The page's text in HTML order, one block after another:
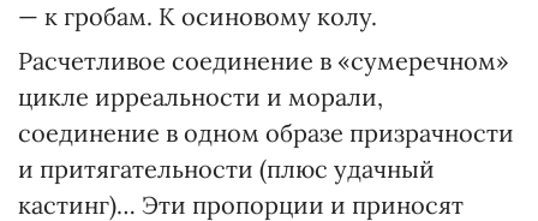
— к гробам. К осиновому колу.
Расчетливое соединение в «сумеречном»
цикле ирреальности и морали,
соединение в одном образе призрачности
и притягательности (плюс удачный
кастинг)… Эти пропорции и приносят